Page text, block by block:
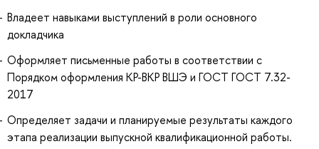
Владеет навыками выступлений в роли основного
докладчика
Оформляет письменные работы в соответствии с
Порядком оформления КР-ВКР ВШЭ и ГОСТ ГОСТ 7.32-
2017
Определяет задачи и планируемые результаты каждого
этапа реализации выпускной квалификационной работы.